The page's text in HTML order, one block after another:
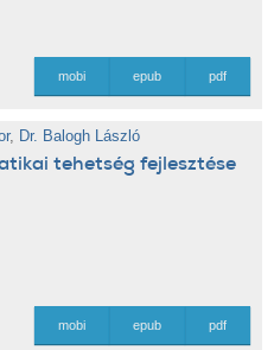
pdf
epub
mobi
, Dr. Balogh László
tehetség fejlesztése
pdf
epub
mobi